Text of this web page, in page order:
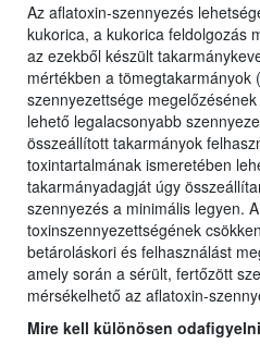
Az aflatoxin-szennyezés
kukorica, a kukorica feldolgozás
az ezekből készült
mértékben a tömegtakarmányok
szennyezettsége
lehető legalacsonyabb
összeállított takarmányok
toxintartalmának ismeretében
takarmányadagját úgy
szennyezés a minimális legyen.
toxinszennyezettségének
betároláskori és felhasználást
amely során a sérült, fertőzött
mérsékelhető az aflatoxin-
Mire kell különösen